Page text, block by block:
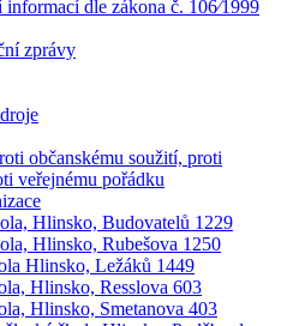
dle zákona č. 106⁄1999
zprávy
občanskému soužití, proti
veřejnému pořádku
Hlinsko, Budovatelů 1229
Hlinsko, Rubešova 1250
Hlinsko, Ležáků 1449
Hlinsko, Resslova 603
Hlinsko, Smetanova 403